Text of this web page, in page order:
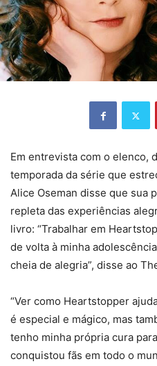
Em entrevista com o elenco,
temporada da série que
Alice Oseman disse que sua
repleta das experiências
livro: “Trabalhar em
de volta à minha
cheia de alegria”, disse ao
“Ver como Heartstopper
é especial e mágico, mas
tenho minha própria cura
conquistou fãs em todo o